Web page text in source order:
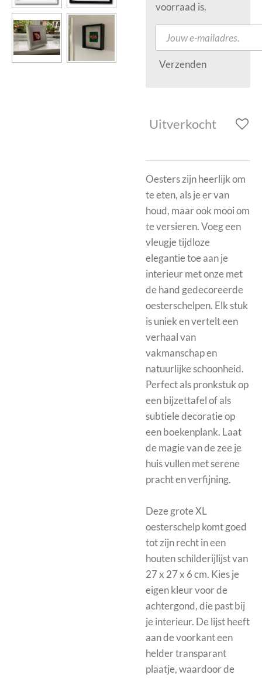
voorraad is.
Verzenden
Uitverkocht
Oesters zijn heerlijk om
te eten, als je er van
houd, maar ook mooi om
te versieren. Voeg een
vleugje tijdloze
elegantie toe aan je
interieur met onze met
de hand gedecoreerde
oesterschelpen. Elk stuk
is uniek en vertelt een
verhaal van
vakmanschap en
natuurlijke schoonheid.
Perfect als pronkstuk op
een bijzettafel of als
subtiele decoratie op
een boekenplank. Laat
de magie van de zee je
huis vullen met serene
pracht en verfijning.
Deze grote XL
oesterschelp komt goed
tot zijn recht in een
houten schilderijlijstvan
27 x 27 x 6 cm. Kies je
eigen kleur voor de
achtergond, die past bij
je interieur. De lijst heeft
aan de voorkant een
helder transparant
plaatje, waardoor de